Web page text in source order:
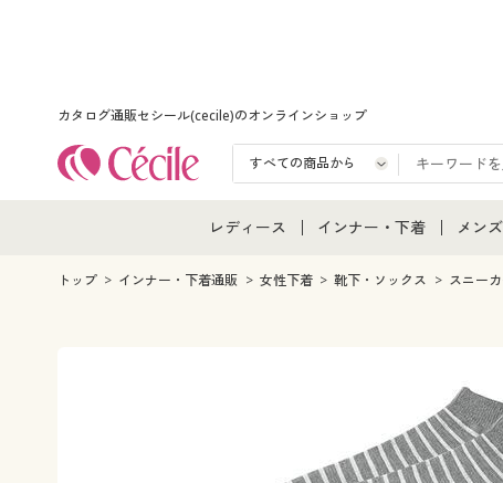
カタログ通販セシール(cecile)のオンラインショップ
レディース
レディース通販すべて
インナー・下着
インナー・下着通販すべて
ジュニア・ティーンズ下着
メンズ
メン
メンズ
トップ インナー・下着通販 女性下着 靴下・ソックス スニー